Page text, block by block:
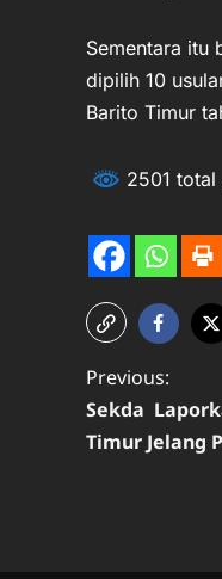
Sementara itu
dipilih 10
Barito Timur
2501 total
P
o
Previous:
Sekda
Timur Jelang